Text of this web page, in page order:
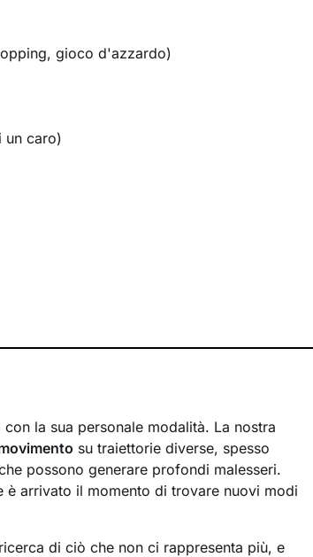
gioco d'azzardo)
un caro)
la sua personale modalità. La nostra
su traiettorie diverse, spesso
possono generare profondi malesseri.
è arrivato il momento di trovare nuovi modi
di ciò che non ci rappresenta più, e